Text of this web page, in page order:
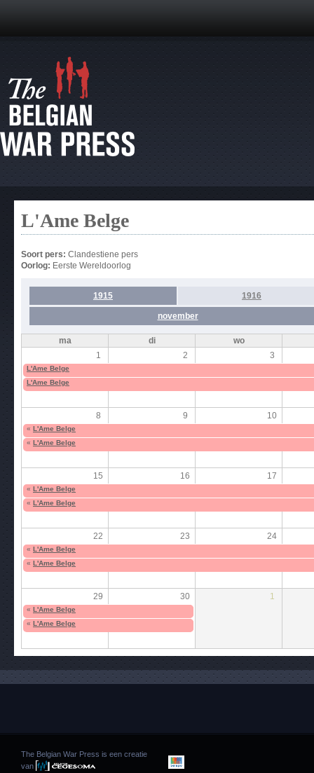
L'Ame Belge
Soort pers: Clandestiene pers
Oorlog: Eerste Wereldoorlog
1915 1916
november
ma di
wo
1
2 3
L'Ame Belge
L'Ame Belge
8 9 10
« L'Ame Belge
« L'Ame Belge
15 16 17
« L'Ame Belge
« L'Ame Belge
22 23 24
« L'Ame Belge
« L'Ame Belge
29 30 1
« L'Ame Belge
« L'Ame Belge
The Belgian War Press is een creatie
van